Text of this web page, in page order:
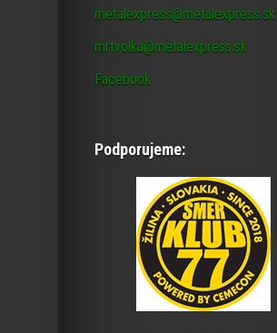
metalexpress@metalexpress.sk
mrtvolka@metalexpress.sk
Facebook
Podporujeme: